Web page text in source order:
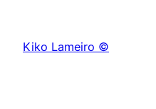
contenido
Kiko Lameiro ©